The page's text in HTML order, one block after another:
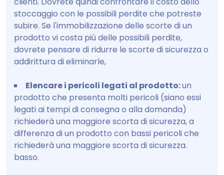
stoccaggio con le possibili perdite che potreste
subire. Se l'immobilizzazione delle scorte di un
prodotto vi costa più delle possibili perdite,
dovrete pensare di ridurre le scorte di sicurezza o
addirittura di eliminarle,
Elencare i pericoli legati al prodotto:un
prodotto che presenta molti pericoli (siano essi
legati ai tempi di consegna o alla domanda)
richiederà una maggiore scorta di sicurezza, a
differenza di un prodotto con bassi pericoli che
richiederà una maggiore scorta di sicurezza.
basso.